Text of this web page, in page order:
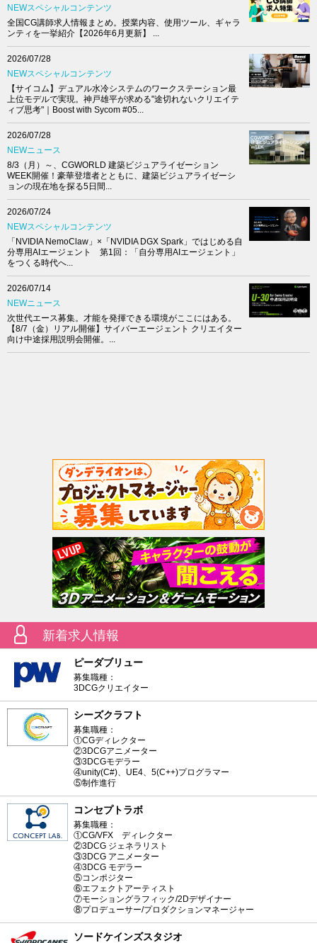
NEWスペシャルコンテンツ
全国CG講師求人情報まとめ。授業内容、使用ツール、ギャラ
ンティを一挙紹介【2026年6月更新】 ...
2026/07/28
NEWスペシャルコンテンツ
【サイコム】デュアル水冷システムのワークステーション最
上位モデルで実現。神戸雄平が求める"途切れないクリエイテ
ィブ思考"｜Boost with Sycom #05...
2026/07/28
NEWニュース
8/3（月）～、CGWORLD 建築ビジュアライゼーション
WEEK開催！豪華登壇者とともに、建築ビジュアライゼーシ
ョンの現在地を探る5日間...
2026/07/24
NEWスペシャルコンテンツ
「NVIDIA NemoClaw」×「NVIDIA DGX Spark」ではじめる自
分専用AIエージェント 第1回：「自分専用AIエージェント」
をつくる時代へ...
2026/07/14
NEWニュース
次世代エース募集。才能を発揮できる環境がここにはある。
【8/7（金）リアル開催】サイバーエージェント クリエイター
向け中途採用説明会開催。...
新着求人情報
ピーダブリュー
募集職種：
3DCGクリエイター
シーズクラフト
募集職種：
①CGディレクター
②3DCGアニメーター
③3DCGモデラー
④unity(C#)、UE4、5(C++)プログラマー
⑤制作進行
コンセプトラボ
募集職種：
①CG/VFX ディレクター
②3DCG ジェネラリスト
③3DCG アニメーター
④3DCG モデラー
⑤コンポジター
⑥エフェクトアーティスト
⑦モーショングラフィック/2Dデザイナー
⑧プロデューサー/プロダクションマネージャー
ソードケインズスタジオ